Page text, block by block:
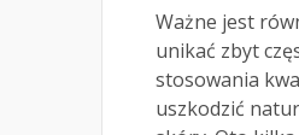
Ważne jest
unikać zbyt
stosowania
uszkodzić